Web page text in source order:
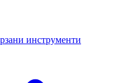
инструменти